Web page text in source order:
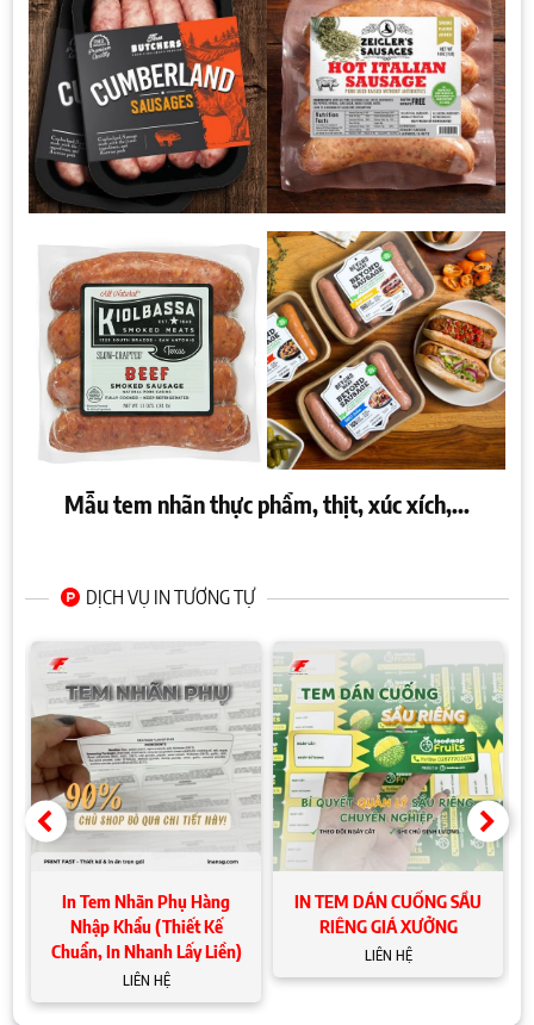
Mẫu tem nhãn thực phẩm, thịt, xúc xích,...
DỊCH VỤ IN TƯƠNG TỰ
In Tem Nhãn Phụ Hàng
Nhập Khẩu (Thiết Kế
Chuẩn, In Nhanh Lấy Liền)
LIÊN HỆ
IN TEM DÁN CUỐNG SẦU
RIÊNG GIÁ XƯỞNG
LIÊN HỆ